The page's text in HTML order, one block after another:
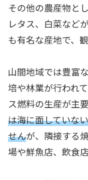
その他の農産物と
レタス、白菜など
も有名な産地で、
山間地域では豊富
培や林業が行われ
ス燃料の生産が主
は海に面していな
せんが、隣接する
場や鮮魚店、飲食